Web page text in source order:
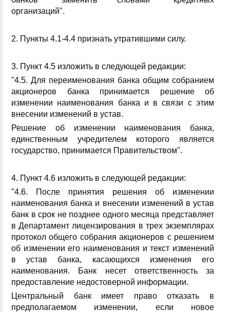
организаций".
2. Пункты 4.1-4.4 признать утратившими силу.
3. Пункт 4.5 изложить в следующей редакции:
"4.5. Для переименования банка общим собранием
акционеров банка принимается решение об
изменении наименования банка и в связи с этим
внесении изменений в устав.
Решение об изменении наименования банка,
единственным учредителем которого является
государство, принимается Правительством".
4. Пункт 4.6 изложить в следующей редакции:
"4.6. После принятия решения об изменении
наименования банка и внесении изменений в устав
банк в срок не позднее одного месяца представляет
в Департамент лицензирования в трех экземплярах
протокол общего собрания акционеров с решением
об изменении его наименования и текст изменений
в устав банка, касающихся изменения его
наименования. Банк несет ответственность за
предоставление недостоверной информации.
Центральный банк имеет право отказать в
предполагаемом изменении, если новое